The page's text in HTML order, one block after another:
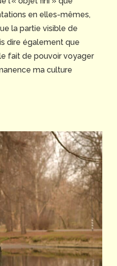
en elles-mêmes,
la partie visible de
dire également que
fait de pouvoir voyager
ma culture